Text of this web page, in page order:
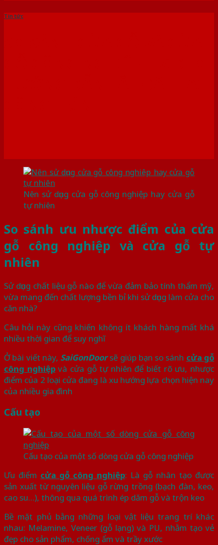
Tin tức
Nên sử dụng cửa gỗ công nghiệp hay cửa gỗ
tự nhiên
So sánh ưu nhược điểm của cửa
gỗ công nghiệp và cửa gỗ tự
nhiên
Sử dụng chất liệu gỗ nào để vừa đảm bảo tính thẩm mỹ,
vừa mang đến chất lượng bền bỉ khi sử dụng làm cửa cho
căn nhà?
Câu hỏi này cũng khiến không ít khách hàng mất khá
nhiều thời gian để suy nghĩ
Ở bài viết này, SaiGonDoorsẽ giúp bạn so sánh cửa gỗ
công nghiệpvà cửa gỗ tự nhiên để biết rõ ưu, nhược
điểm của 2 loại cửa đang là xu hướng lựa chọn hiện nay
của nhiều gia đình
Cấu tạo
Cấu tạo của một số dòng cửa gỗ công nghiệp
Ưu điểm cửa gỗ công nghiệp: Là gỗ nhân tạo được
sản xuất từ nguyên liệu gỗ rừng trồng (bạch đàn, keo,
cao su…), thông qua quá trình ép dăm gỗ và trộn keo
Bề mặt phủ bằng những loại vật liệu trang trí khác
nhau: Melamine, Veneer (gỗ lạng) và PU, nhằm tạo vẻ
đẹp cho sản phẩm, chống ẩm và trầy xước